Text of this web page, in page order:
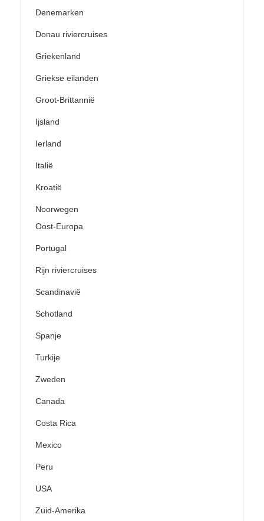
Denemarken
Donau riviercruises
Griekenland
Griekse eilanden
Groot-Brittannië
Ijsland
Ierland
Italië
Kroatië
Noorwegen
Oost-Europa
Portugal
Rijn riviercruises
Scandinavië
Schotland
Spanje
Turkije
Zweden
Canada
Costa Rica
Mexico
Peru
USA
Zuid-Amerika